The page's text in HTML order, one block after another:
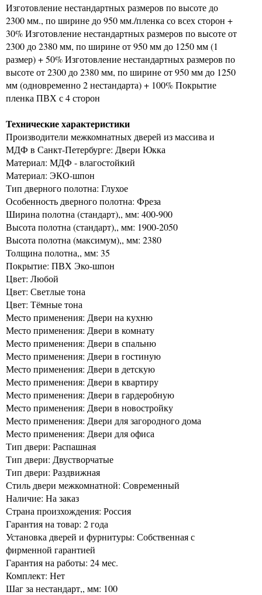
Изготовление нестандартных размеров по высоте до
2300 мм., по ширине до 950 мм./пленка со всех сторон +
30% Изготовление нестандартных размеров по высоте от
2300 до 2380 мм, по ширине от 950 мм до 1250 мм (1
размер) + 50% Изготовление нестандартных размеров по
высоте от 2300 до 2380 мм, по ширине от 950 мм до 1250
мм (одновременно 2 нестандарта) + 100% Покрытие
пленка ПВХ с 4 сторон
Технические характеристики
Производители межкомнатных дверей из массива и
МДФ в Санкт-Петербурге: Двери Юкка
Материал: МДФ - влагостойкий
Материал: ЭКО-шпон
Тип дверного полотна: Глухое
Особенность дверного полотна: Фреза
Ширина полотна (стандарт),, мм: 400-900
Высота полотна (стандарт),, мм: 1900-2050
Высота полотна (максимум),, мм: 2380
Толщина полотна,, мм: 35
Покрытие: ПВХ Эко-шпон
Цвет: Любой
Цвет: Светлые тона
Цвет: Тёмные тона
Место применения: Двери на кухню
Место применения: Двери в комнату
Место применения: Двери в спальню
Место применения: Двери в гостиную
Место применения: Двери в детскую
Место применения: Двери в квартиру
Место применения: Двери в гардеробную
Место применения: Двери в новостройку
Место применения: Двери для загородного дома
Место применения: Двери для офиса
Тип двери: Распашная
Тип двери: Двустворчатые
Тип двери: Раздвижная
Стиль двери межкомнатной: Современный
Наличие: На заказ
Страна произхождения: Россия
Гарантия на товар: 2 года
Установка дверей и фурнитуры: Собственная с
фирменной гарантией
Гарантия на работы: 24 мес.
Комплект: Нет
Шаг за нестандарт,, мм: 100